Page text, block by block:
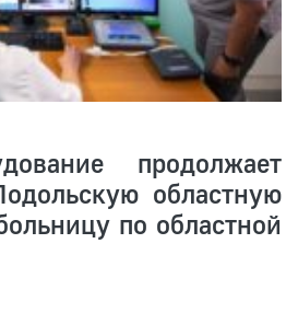
продолжает
областную
по областной